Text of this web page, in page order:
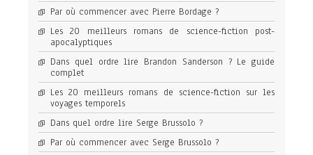
Par où commencer avec Pierre Bordage ?
Les 20 meilleurs romans de science-fiction post-
apocalyptiques
Dans quel ordre lire Brandon Sanderson ? Le guide
complet
Les 20 meilleurs romans de science-fiction sur les
voyages temporels
Dans quel ordre lire Serge Brussolo ?
Par où commencer avec Serge Brussolo ?